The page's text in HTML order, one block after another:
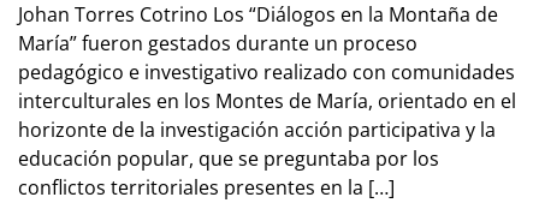
Johan Torres Cotrino Los “Diálogos en la Montaña de
María” fueron gestados durante un proceso
pedagógico e investigativo realizado con comunidades
interculturales en los Montes de María, orientado en el
horizonte de la investigación acción participativa y la
educación popular, que se preguntaba por los
conflictos territoriales presentes en la […]